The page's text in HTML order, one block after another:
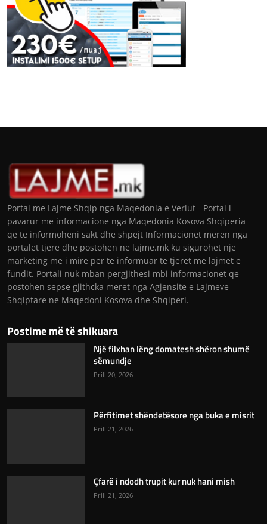
Portal me Lajme Shqip nga Maqedonia e Veriut - Portal i
pavarur me informacione nga Maqedonia Kosova Shqiperia
qe te informoheni sakt dhe shpejt Informacionet meren nga
portalet tjere dhe postohen ne lajme.mk ku sigurohet nje
marketing me i mire per te informuar te tjeret me lajmet e
fundit. Portali nuk mban pergjithesi mbi informacionet qe
postohen sepse gjithcka meret nga Agjensite e Lajmeve
Shqiptare ne Maqedoni Kosova dhe Shqiperi.
Postime më të shikuara
Një filxhan lëng domatesh shëron shumë
sëmundje
Prill 20, 2026
Përfitimet shëndetësore nga buka e misrit
Prill 21, 2026
Çfarë i ndodh trupit kur nuk hani mish
Prill 21, 2026